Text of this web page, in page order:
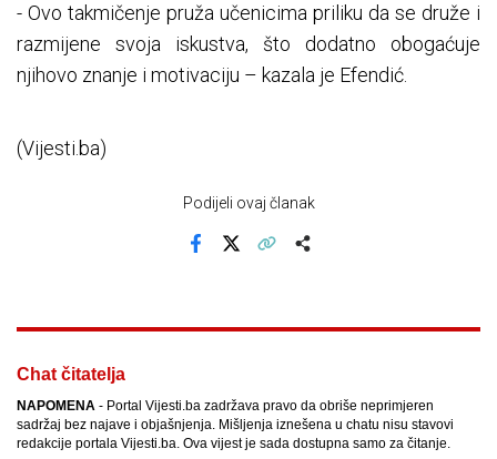
- Ovo takmičenje pruža učenicima priliku da se druže i
razmijene svoja iskustva, što dodatno obogaćuje
njihovo znanje i motivaciju – kazala je Efendić.
(Vijesti.ba)
Podijeli ovaj članak
Facebook
Chat čitatelja
NAPOMENA - Portal Vijesti.ba zadržava pravo da obriše neprimjeren
sadržaj bez najave i objašnjenja. Mišljenja iznešena u chatu nisu stavovi
redakcije portala Vijesti.ba. Ova vijest je sada dostupna samo za čitanje.